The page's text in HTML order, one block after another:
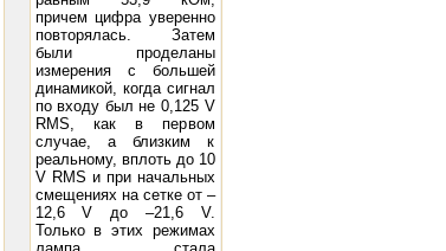
причем цифра уверенно
повторялась. Затем
были проделаны
измерения с большей
динамикой, когда сигнал
по входу был не 0,125 V
RMS, как в первом
случае, а близким к
реальному, вплоть до 10
V RMS и при начальных
смещениях на сетке от –
12,6 V до –21,6 V.
Только в этих режимах